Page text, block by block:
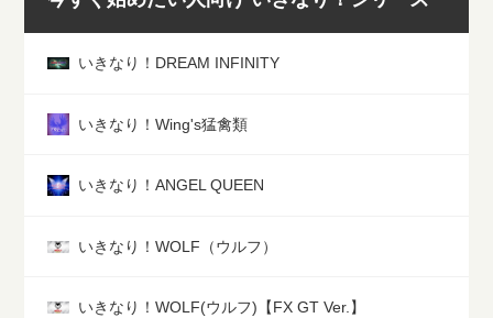
いきなり！DREAM INFINITY
いきなり！Wing's猛禽類
いきなり！ANGEL QUEEN
いきなり！WOLF（ウルフ）
いきなり！WOLF(ウルフ)【FX GT Ver.】